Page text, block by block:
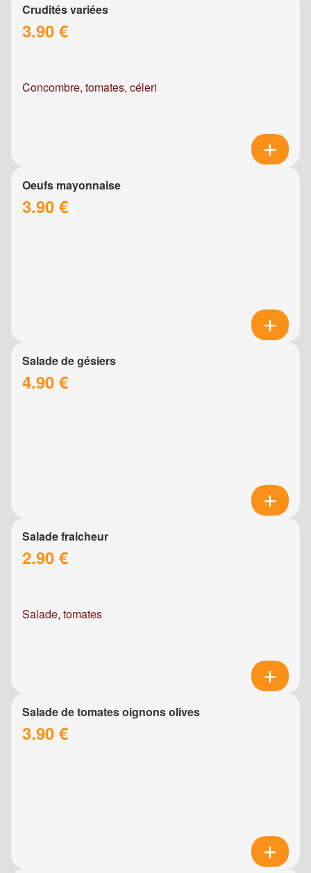
Crudités variées
3.90 €
Concombre, tomates, céleri
Oeufs mayonnaise
3.90 €
Salade de gésiers
4.90 €
Salade fraicheur
2.90 €
Salade, tomates
Salade de tomates oignons olives
3.90 €